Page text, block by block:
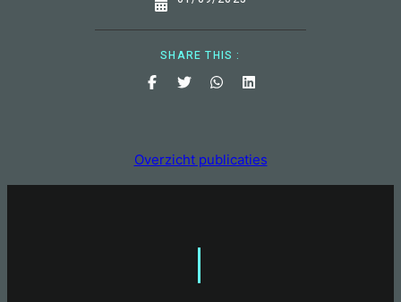
SHARE THIS :
Overzicht publicaties